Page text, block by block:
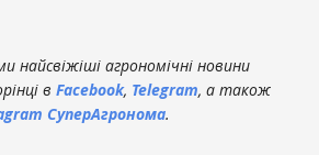
найсвіжіші агрономічні новини
в Facebook, Telegram, а також
СуперАгронома.